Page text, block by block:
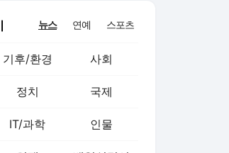
뉴스 연예 스포츠
기후/환경 사회
정치 국제
IT/과학 인물